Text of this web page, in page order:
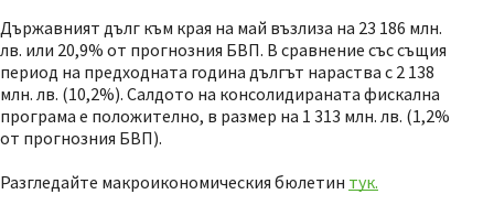
Държавният дълг към края на май възлиза на 23 186 млн.
лв. или 20,9% от прогнозния БВП. В сравнение със същия
период на предходната година дългът нараства с 2 138
млн. лв. (10,2%). Салдото на консолидираната фискална
програма е положително, в размер на 1 313 млн. лв. (1,2%
от прогнозния БВП).
Разгледайте макроикономическия бюлетин тук.